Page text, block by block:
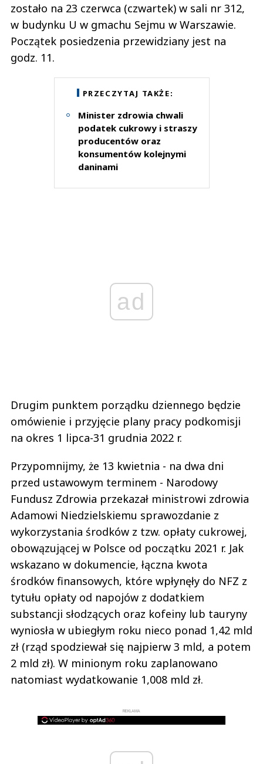
zostało na 23 czerwca (czwartek) w sali nr 312,
w budynku U w gmachu Sejmu w Warszawie.
Początek posiedzenia przewidziany jest na
godz. 11.
PRZECZYTAJ TAKŻE:
Minister zdrowia chwali
podatek cukrowy i straszy
producentów oraz
konsumentów kolejnymi
daninami
ad
Drugim punktem porządku dziennego będzie
omówienie i przyjęcie plany pracy podkomisji
na okres 1 lipca-31 grudnia 2022 r.
Przypomnijmy, że 13 kwietnia - na dwa dni
przed ustawowym terminem - Narodowy
Fundusz Zdrowia przekazał ministrowi zdrowia
Adamowi Niedzielskiemu sprawozdanie z
wykorzystania środków z tzw. opłaty cukrowej,
obowązującej w Polsce od początku 2021 r. Jak
wskazano w dokumencie, łączna kwota
środków finansowych, które wpłynęły do NFZ z
tytułu opłaty od napojów z dodatkiem
substancji słodzących oraz kofeiny lub tauryny
wyniosła w ubiegłym roku nieco ponad 1,42 mld
zł (rząd spodziewał się najpierw 3 mld, a potem
2 mld zł). W minionym roku zaplanowano
natomiast wydatkowanie 1,008 mld zł.
REKLAMA